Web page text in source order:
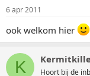
6 apr 2011
ook welkom hier
K Hoort bij de